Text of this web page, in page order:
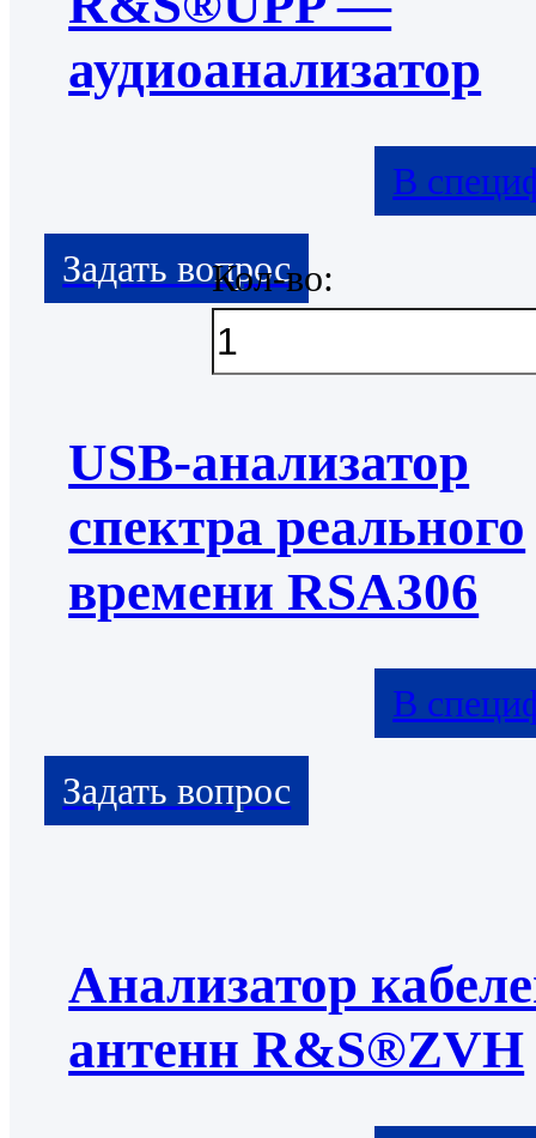
аудиоанализатор
В
USB-анализатор
спектра реального
времени RSA306
В
Анализатор
антенн R&S®ZVH
Кол-во: